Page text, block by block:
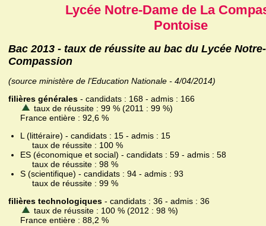
Lycée Notre-Dame de La
Pontoise
Bac 2013 - taux de réussite au bac du Lycée
Compassion
(source ministère de l'Education Nationale - 4/04/2014)
filières générales - candidats : 168 - admis : 166
taux de réussite : 99 % (2011 : 99 %)
France entière : 92,6 %
L (littéraire) - candidats : 15 - admis : 15
taux de réussite : 100 %
ES (économique et social) - candidats : 59 - admis : 58
taux de réussite : 98 %
S (scientifique) - candidats : 94 - admis : 93
taux de réussite : 99 %
filières technologiques - candidats : 36 - admis : 36
taux de réussite : 100 % (2012 : 98 %)
France entière : 88,2 %